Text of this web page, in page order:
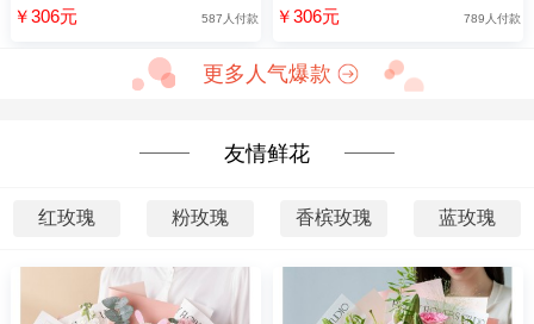
￥306元 587人付款 ￥306元 789人付款
更多人气爆款
友情鲜花
红玫瑰 粉玫瑰 香槟玫瑰 蓝玫瑰